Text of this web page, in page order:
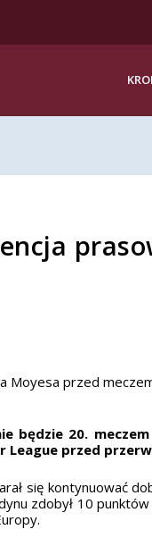
będzie 20.
League przed
się kontynuować
zdobył 10